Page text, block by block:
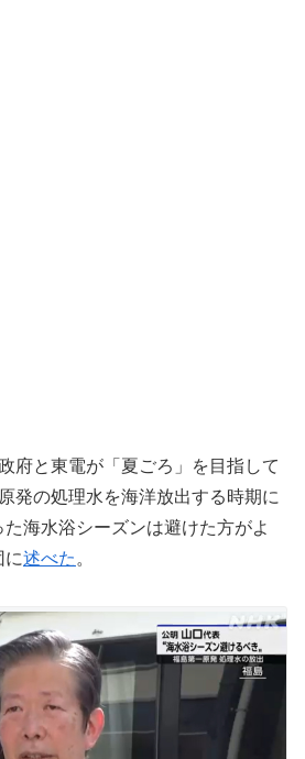
府と東電が「夏ごろ」を目指して
発の処理水を海洋放出する時期に
海水浴シーズンは避けた方がよ
に述べた 。